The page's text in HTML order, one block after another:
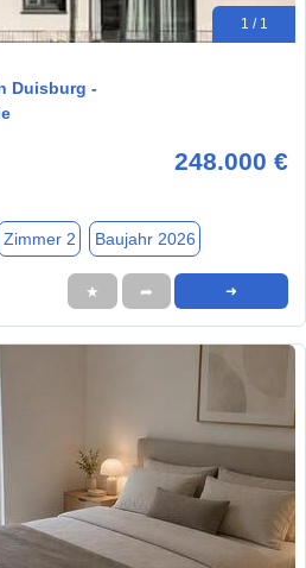
1 / 1
Duisburg -
248.000 €
Zimmer 2 Baujahr 2026
★ ➦ ➜